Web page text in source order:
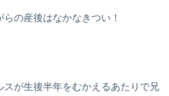
の産後はなかなきつい！
スが生後半年をむかえるあたりで兄